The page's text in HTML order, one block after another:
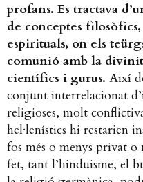
profans. Es tractava
de conceptes
espirituals, on els
comunió amb la
científics i gurus. Així
conjunt interrelacionat
religioses, molt
hel·lenístics hi restarien
fos més o menys privat o
fet, tant l’hinduisme, el